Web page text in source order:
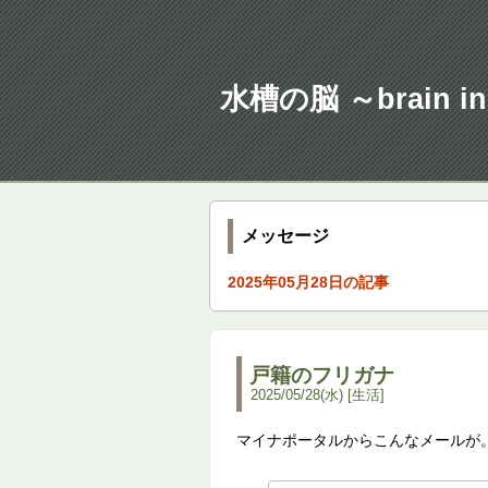
水槽の脳 ～brain
メッセージ
2025年05月28日の記事
戸籍のフリガナ
2025/05/28(水) 生活
マイナポータルからこんなメールが